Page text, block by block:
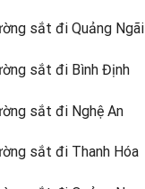
sắt đi Quảng Ngãi
sắt đi Bình Định
sắt đi Nghệ An
sắt đi Thanh Hóa